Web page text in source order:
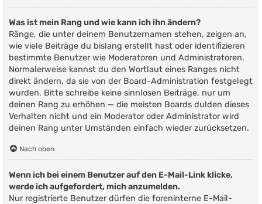
Was ist mein Rang und wie kann ich ihn ändern?
Ränge, die unter deinem Benutzernamen stehen, zeigen an,
wie viele Beiträge du bislang erstellt hast oder identifizieren
bestimmte Benutzer wie Moderatoren und Administratoren.
Normalerweise kannst du den Wortlaut eines Ranges nicht
direkt ändern, da sie von der Board-Administration festgelegt
wurden. Bitte schreibe keine sinnlosen Beiträge, nur um
deinen Rang zu erhöhen — die meisten Boards dulden dieses
Verhalten nicht und ein Moderator oder Administrator wird
deinen Rang unter Umständen einfach wieder zurücksetzen.
Nach oben
Wenn ich bei einem Benutzer auf den E-Mail-Link klicke,
werde ich aufgefordert, mich anzumelden.
Nur registrierte Benutzer dürfen die foreninterne E-Mail-